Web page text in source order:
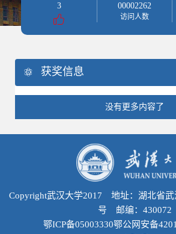
3 00002262
访问人数
获奖信息
没有更多内容了
Copyright武汉大学2017 地址：湖北省武
号 邮编：430072
鄂ICP备05003330鄂公网安备